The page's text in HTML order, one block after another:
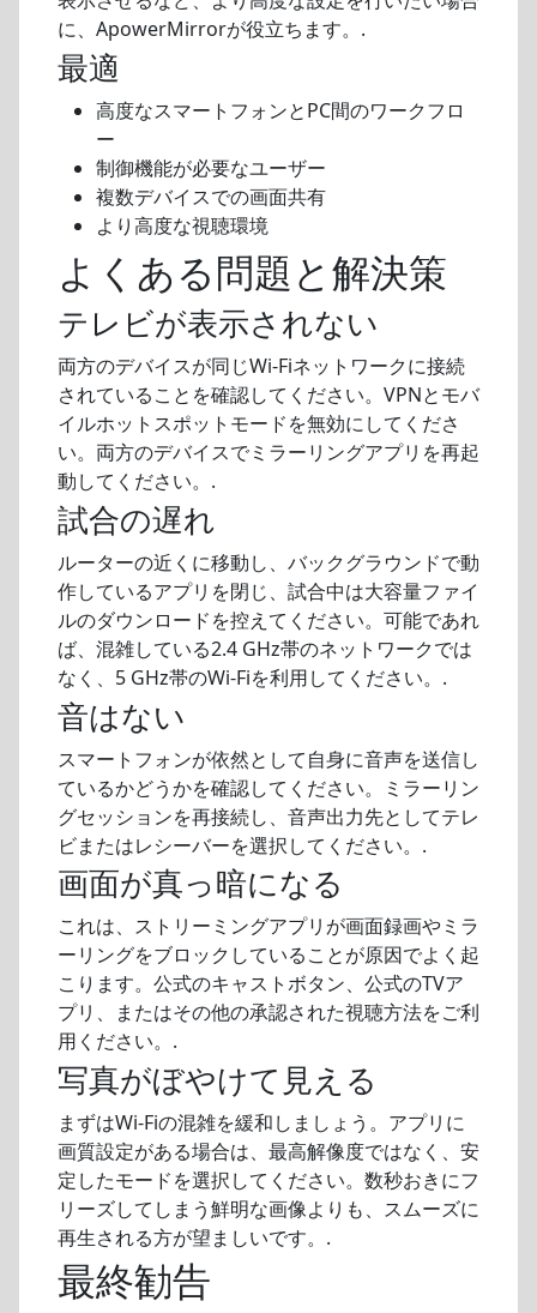
に、ApowerMirrorが役立ちます。.
最適
高度なスマートフォンとPC間のワークフロ
ー
制御機能が必要なユーザー
複数デバイスでの画面共有
より高度な視聴環境
よくある問題と解決策
テレビが表示されない
両方のデバイスが同じWi-Fiネットワークに接続
されていることを確認してください。VPNとモバ
イルホットスポットモードを無効にしてくださ
い。両方のデバイスでミラーリングアプリを再起
動してください。.
試合の遅れ
ルーターの近くに移動し、バックグラウンドで動
作しているアプリを閉じ、試合中は大容量ファイ
ルのダウンロードを控えてください。可能であれ
ば、混雑している2.4 GHz帯のネットワークでは
なく、5 GHz帯のWi-Fiを利用してください。.
音はない
スマートフォンが依然として自身に音声を送信し
ているかどうかを確認してください。ミラーリン
グセッションを再接続し、音声出力先としてテレ
ビまたはレシーバーを選択してください。.
画面が真っ暗になる
これは、ストリーミングアプリが画面録画やミラ
ーリングをブロックしていることが原因でよく起
こります。公式のキャストボタン、公式のTVア
プリ、またはその他の承認された視聴方法をご利
用ください。.
写真がぼやけて見える
まずはWi-Fiの混雑を緩和しましょう。アプリに
画質設定がある場合は、最高解像度ではなく、安
定したモードを選択してください。数秒おきにフ
リーズしてしまう鮮明な画像よりも、スムーズに
再生される方が望ましいです。.
最終勧告